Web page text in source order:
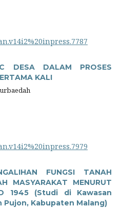
DESA DALAM PROSES
KALI
FUNGSI TANAH
MASYARAKAT MENURUT
1945 (Studi di Kawasan
Pujon, Kabupaten Malang)